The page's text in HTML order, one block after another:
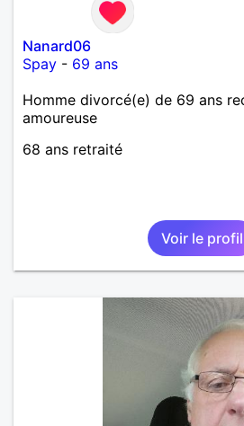
Nanard06
Spay - 69 ans
Homme divorcé(e) de 69 ans
amoureuse
68 ans retraité
Voir le profil